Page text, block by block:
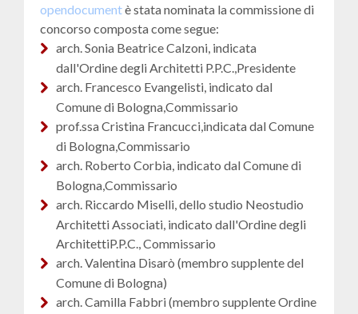
opendocumentè stata nominata la commissione di
concorso composta come segue:
arch. Sonia Beatrice Calzoni, indicata
dall'Ordine degli Architetti P.P.C.,Presidente
arch. Francesco Evangelisti, indicato dal
Comune di Bologna,Commissario
prof.ssa Cristina Francucci,indicata dal Comune
di Bologna,Commissario
arch. Roberto Corbia, indicato dal Comune di
Bologna,Commissario
arch. Riccardo Miselli, dello studio Neostudio
Architetti Associati, indicato dall'Ordine degli
ArchitettiP.P.C., Commissario
arch. Valentina Disarò (membro supplente del
Comune di Bologna)
arch. Camilla Fabbri (membro supplente Ordine